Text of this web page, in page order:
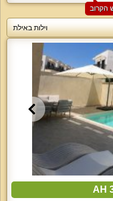
וילות באילת